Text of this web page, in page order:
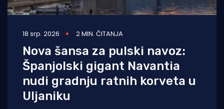
18 srp. 2026 2 MIN. ČITANJA
Nova šansa za pulski navoz:
Španjolski gigant Navantia
nudi gradnju ratnih korveta u
Uljaniku